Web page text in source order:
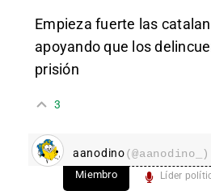
Empieza fuerte las
apoyando que los
prisión
3
aanodino(@aanodino_)
Miembro Líder